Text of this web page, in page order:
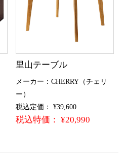
里山テーブル
メーカー：CHERRY（チェリ
ー）
税込定価： ¥39,600
税込特価： ¥20,990